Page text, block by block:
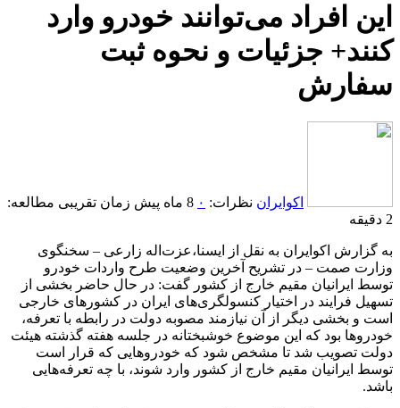
این افراد می‌توانند خودرو وارد
کنند+ جزئیات و نحوه ثبت
سفارش
اکوایران نظرات: ۰ 8 ماه پیش
زمان تقریبی مطالعه:
2 دقیقه
به گزارش اکوایران به نقل از ایسنا،عزت‌اله زارعی – سخنگوی
وزارت صمت – در تشریح آخرین وضعیت طرح واردات خودرو
توسط ایرانیان مقیم خارج از کشور گفت: در حال حاضر بخشی از
تسهیل فرایند در اختیار کنسولگری‌های ایران در کشورهای خارجی
است و بخشی دیگر از آن نیازمند مصوبه دولت در رابطه با تعرفه،
خودروها بود که این موضوع خوشبختانه در جلسه هفته گذشته هیئت
دولت تصویب شد تا مشخص شود که خودروهایی که قرار است
توسط ایرانیان مقیم خارج از کشور وارد شوند، با چه تعرفه‌هایی
باشد.